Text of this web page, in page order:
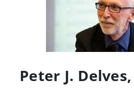
Peter J. Delves,